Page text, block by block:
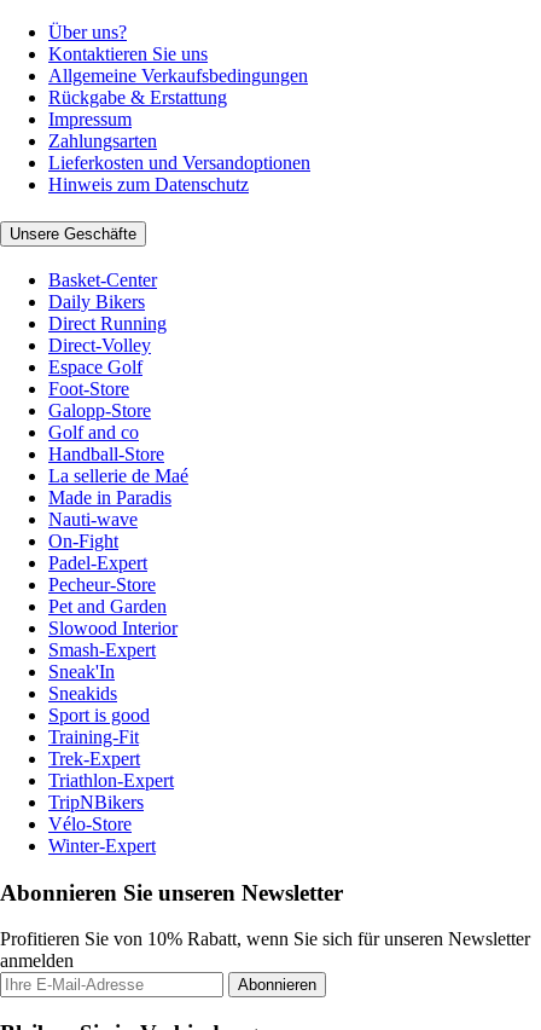
Über uns?
Kontaktieren Sie uns
Allgemeine Verkaufsbedingungen
Rückgabe & Erstattung
Impressum
Zahlungsarten
Lieferkosten und Versandoptionen
Hinweis zum Datenschutz
Unsere Geschäfte
Basket-Center
Daily Bikers
Direct Running
Direct-Volley
Espace Golf
Foot-Store
Galopp-Store
Golf and co
Handball-Store
La sellerie de Maé
Made in Paradis
Nauti-wave
On-Fight
Padel-Expert
Pecheur-Store
Pet and Garden
Slowood Interior
Smash-Expert
Sneak'In
Sneakids
Sport is good
Training-Fit
Trek-Expert
Triathlon-Expert
TripNBikers
Vélo-Store
Winter-Expert
Abonnieren Sie unseren Newsletter
Profitieren Sie von 10% Rabatt, wenn Sie sich für unseren Newsletter
anmelden
Abonnieren